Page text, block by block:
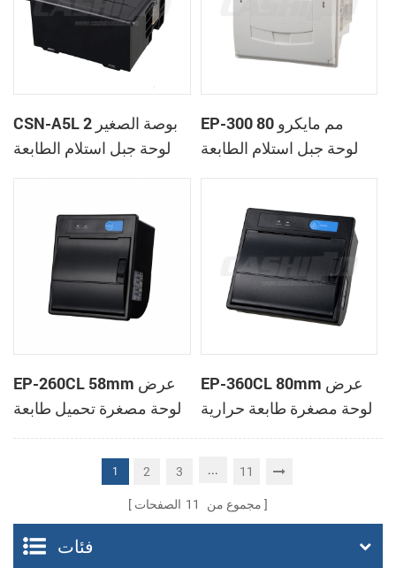
CSN-A5L 2 بوصة الصغير
لوحة جبل استلام الطابعة
EP-300 80 مم مايكرو
لوحة جبل استلام الطابعة
EP-260CL 58mm عرض
لوحة مصغرة تحميل طابعة
حرارية مع لصناعة
السيارات في القاطع
EP-360CL 80mm عرض
لوحة مصغرة طابعة حرارية
مع لصناعة السيارات في
1 2 3 ... 11
مجموع من 11 الصفحات
فئات